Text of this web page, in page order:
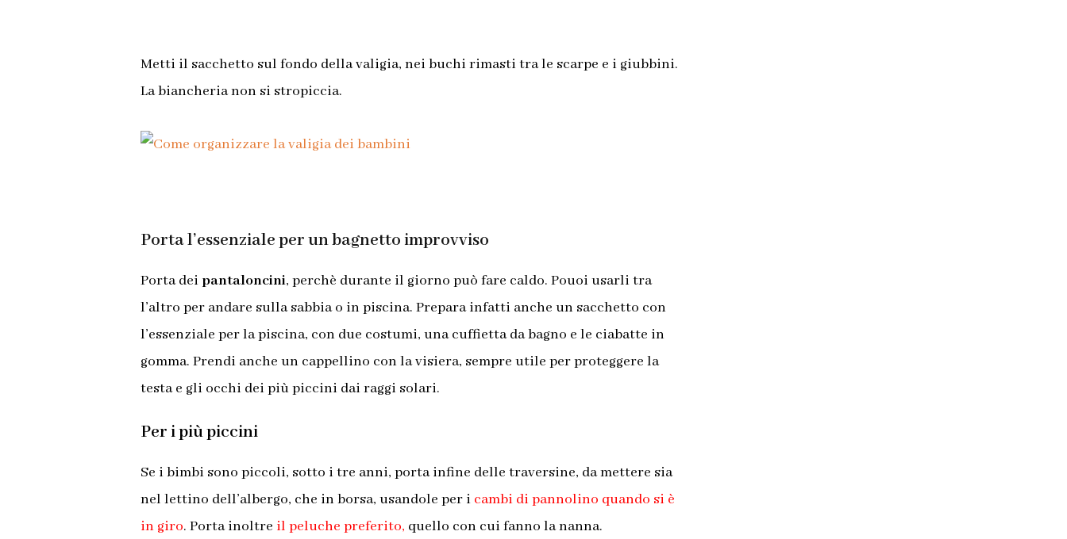
Metti il sacchetto sul fondo della valigia, nei buchi rimasti tra le scarpe e i giubbini.
La biancheria non si stropiccia.
Porta l’essenziale per un bagnetto improvviso
Porta dei pantaloncini, perchè durante il giorno può fare caldo. Pouoi usarli tra
l’altro per andare sulla sabbia o in piscina. Prepara infatti anche un sacchetto con
l’essenziale per la piscina, con due costumi, una cuffietta da bagno e le ciabatte in
gomma. Prendi anche un cappellino con la visiera, sempre utile per proteggere la
testa e gli occhi dei più piccini dai raggi solari.
Per i più piccini
Se i bimbi sono piccoli, sotto i tre anni, porta infine delle traversine, da mettere sia
nel lettino dell’albergo, che in borsa, usandole per i cambi di pannolino quando si è
in giro. Porta inoltre il peluche preferito, quello con cui fanno la nanna.